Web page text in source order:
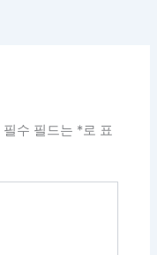
필수 필드는 *로 표